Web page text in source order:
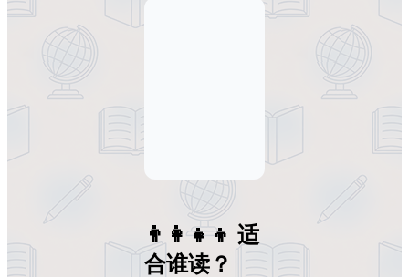
👨‍👩‍👧‍👦 适
合谁读？